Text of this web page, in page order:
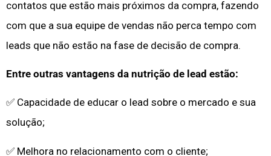
contatos que estão mais próximos da compra, fazendo
com que a sua equipe de vendas não perca tempo com
leads que não estão na fase de decisão de compra.
Entre outras vantagens da nutrição de lead estão:
✅ Capacidade de educar o lead sobre o mercado e sua
solução;
✅ Melhora no relacionamento com o cliente;